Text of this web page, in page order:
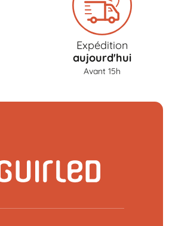
Expédition
aujourd'hui
Avant 15h